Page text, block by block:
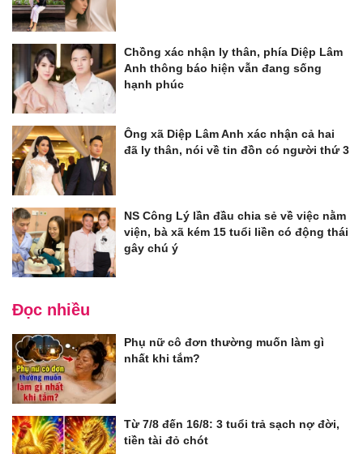
Chồng xác nhận ly thân, phía Diệp Lâm
Anh thông báo hiện vẫn đang sống
hạnh phúc
Ông xã Diệp Lâm Anh xác nhận cả hai
đã ly thân, nói về tin đồn có người thứ 3
NS Công Lý lần đầu chia sẻ về việc nằm
viện, bà xã kém 15 tuổi liền có động thái
gây chú ý
Đọc nhiều
Phụ nữ cô đơn thường muốn làm gì
nhất khi tắm?
Từ 7/8 đến 16/8: 3 tuổi trả sạch nợ đời,
tiền tài đỏ chót